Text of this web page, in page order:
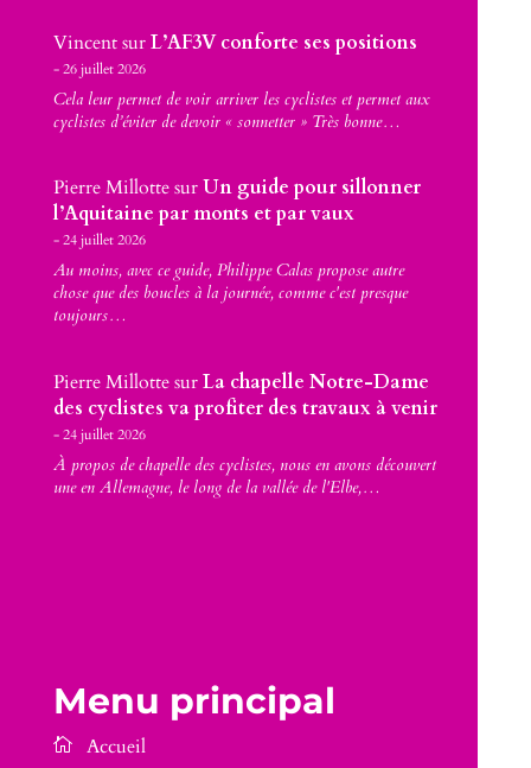
VincentsurL’AF3V conforte ses positions
26 juillet 2026
Cela leur permet de voir arriver les cyclistes et permet aux
cyclistes d’éviter de devoir « sonnetter » Très bonne…
Pierre MillottesurUn guide pour sillonner
l’Aquitaine par monts et par vaux
24 juillet 2026
Au moins, avec ce guide, Philippe Calas propose autre
chose que des boucles à la journée, comme c'est presque
toujours…
Pierre MillottesurLa chapelle Notre-Dame
des cyclistes va profiter des travaux à venir
24 juillet 2026
À propos de chapelle des cyclistes, nous en avons découvert
une en Allemagne, le long de la vallée de l'Elbe,…
Menu principal